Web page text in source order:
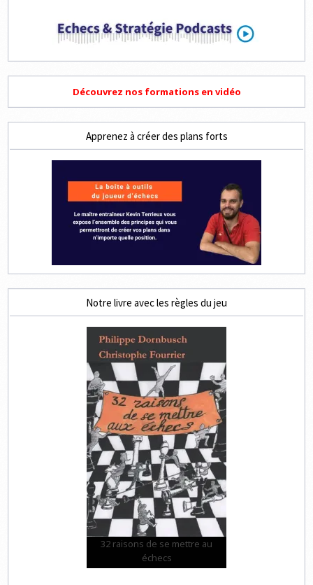
Découvrez nos formations en vidéo
Apprenez à créer des plans forts
Notre livre avec les règles du jeu
32 raisons de se mettre au
échecs